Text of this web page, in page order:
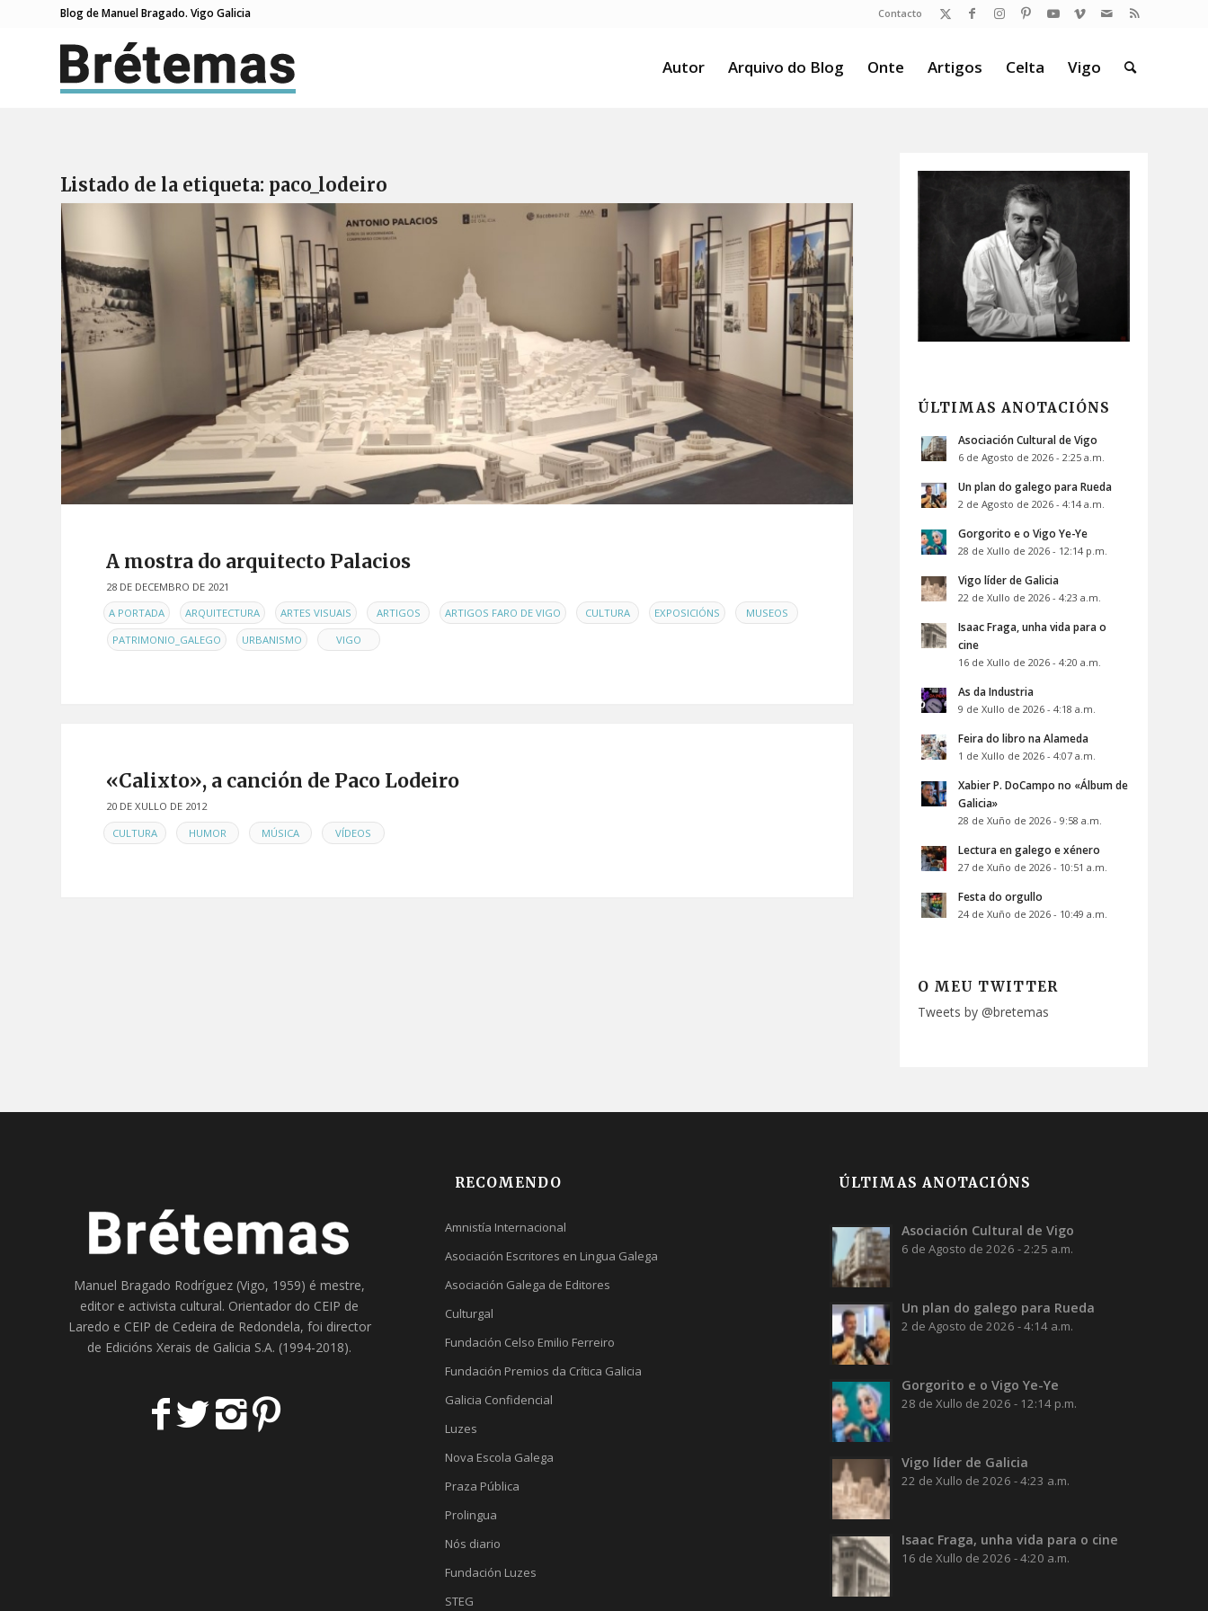
Contacto
Blog de Manuel Bragado. Vigo Galicia
Autor Arquivo do Blog Onte Artigos Celta Vigo
Listado de la etiqueta: paco_lodeiro
A mostra do arquitecto Palacios
28 DE DECEMBRO DE 2021
ENA PORTADA ARQUITECTURA ARTES VISUAIS ARTIGOS ARTIGOS FARO DE VIGO CULTURA EXPOSICIÓNS
MUSEOS
PATRIMONIO_GALEGO URBANISMO VIGO
«Calixto», a canción de Paco Lodeiro
20 DE XULLO DE 2012
EN CULTURA HUMOR MÚSICA VÍDEOS
ÚLTIMAS ANOTACIÓNS
Asociación Cultural de Vigo
6 de Agosto de 2026 - 2:25 a.m.
Un plan do galego para Rueda
2 de Agosto de 2026 - 4:14 a.m.
Gorgorito e o Vigo Ye-Ye
28 de Xullo de 2026 - 12:14 p.m.
Vigo líder de Galicia
22 de Xullo de 2026 - 4:23 a.m.
Isaac Fraga, unha vida para o
cine
16 de Xullo de 2026 - 4:20 a.m.
As da Industria
9 de Xullo de 2026 - 4:18 a.m.
Feira do libro na Alameda
1 de Xullo de 2026 - 4:07 a.m.
Xabier P. DoCampo no «Álbum de
Galicia»
28 de Xuño de 2026 - 9:58 a.m.
Lectura en galego e xénero
27 de Xuño de 2026 - 10:51 a.m.
Festa do orgullo
24 de Xuño de 2026 - 10:49 a.m.
O MEU TWITTER
Tweets by @bretemas
Manuel Bragado Rodríguez (Vigo, 1959) é mestre,
editor e activista cultural. Orientador do CEIP de
Laredo e CEIP de Cedeira de Redondela, foi director
de Edicións Xerais de Galicia S.A. (1994-2018).
RECOMENDO
Amnistía Internacional
Asociación Escritores en Lingua Galega
Asociación Galega de Editores
Culturgal
Fundación Celso Emilio Ferreiro
Fundación Premios da Crítica Galicia
Galicia Confidencial
Luzes
Nova Escola Galega
Praza Pública
Prolingua
Nós diario
Fundación Luzes
STEG
ÚLTIMAS ANOTACIÓNS
Asociación Cultural de Vigo
6 de Agosto de 2026 - 2:25 a.m.
Un plan do galego para Rueda
2 de Agosto de 2026 - 4:14 a.m.
Gorgorito e o Vigo Ye-Ye
28 de Xullo de 2026 - 12:14 p.m.
Vigo líder de Galicia
22 de Xullo de 2026 - 4:23 a.m.
Isaac Fraga, unha vida para o cine
16 de Xullo de 2026 - 4:20 a.m.